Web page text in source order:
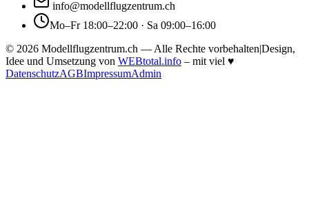
info@modellflugzentrum.ch
Mo–Fr 18:00–22:00 · Sa 09:00–16:00
© 2026 Modellflugzentrum.ch — Alle Rechte vorbehalten|Design,
Idee und Umsetzung von WEBtotal.info – mit viel ♥
DatenschutzAGBImpressumAdmin